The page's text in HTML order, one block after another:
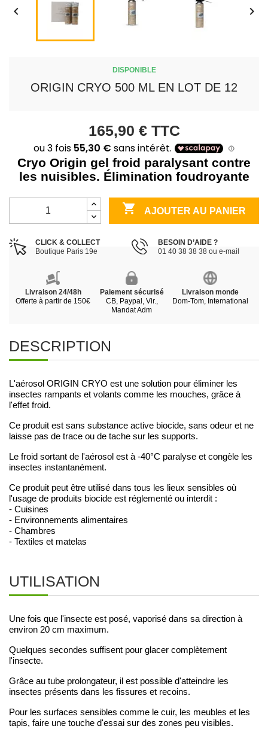
 
DISPONIBLE
ORIGIN CRYO 500 ML EN LOT DE 12
165,90 € TTC
Cryo Origin gel froid paralysant contre
les nuisibles. Élimination foudroyante
 AJOUTER AU PANIER
CLICK & COLLECT
Boutique Paris 19e
BESOIN D’AIDE ?
01 40 38 38 38 ou e-mail
Livraison 24/48h
Offerte à partir de 150€
Paiement sécurisé
CB, Paypal, Vir.,
Mandat Adm
Livraison monde
Dom-Tom, International
DESCRIPTION
L'aérosol ORIGIN CRYO est une solution pour éliminer les
insectes rampants et volants comme les mouches, grâce à
l'effet froid.
Ce produit est sans substance active biocide, sans odeur et ne
laisse pas de trace ou de tache sur les supports.
Le froid sortant de l'aérosol est à -40°C paralyse et congèle les
insectes instantanément.
Ce produit peut être utilisé dans tous les lieux sensibles où
l'usage de produits biocide est réglementé ou interdit :
- Cuisines
- Environnements alimentaires
- Chambres
- Textiles et matelas
UTILISATION
Une fois que l'insecte est posé, vaporisé dans sa direction à
environ 20 cm maximum.
Quelques secondes suffisent pour glacer complètement
l'insecte.
Grâce au tube prolongateur, il est possible d'atteindre les
insectes présents dans les fissures et recoins.
Pour les surfaces sensibles comme le cuir, les meubles et les
tapis, faire une touche d'essai sur des zones peu visibles.